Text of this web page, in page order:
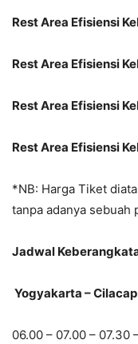
Rest Area Efisiensi
Rest Area Efisiensi
Rest Area Efisiensi
Rest Area Efisiensi
*NB: Harga Tiket
tanpa adanya
Jadwal
Yogyakarta –
06.00 – 07.00 – 07.30